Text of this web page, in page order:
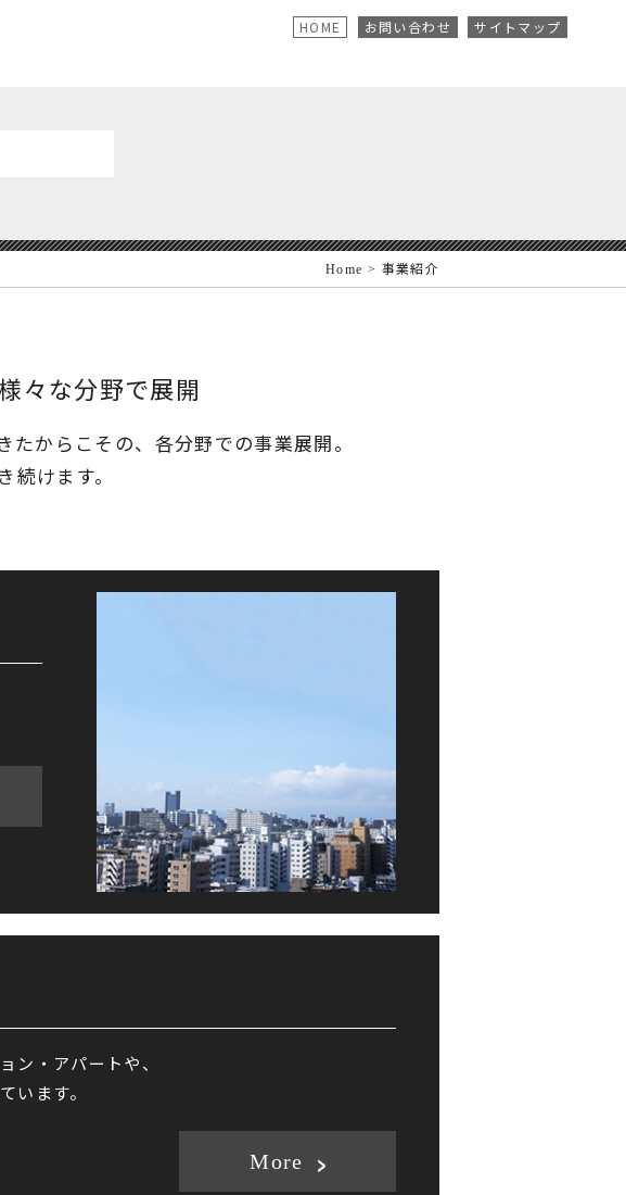
HOME お問い合わせ サイトマップ
Home > 事業紹介
々な分野で展開
からこその、各分野での事業展開。
続けます。
ン・アパートや、
います。
More